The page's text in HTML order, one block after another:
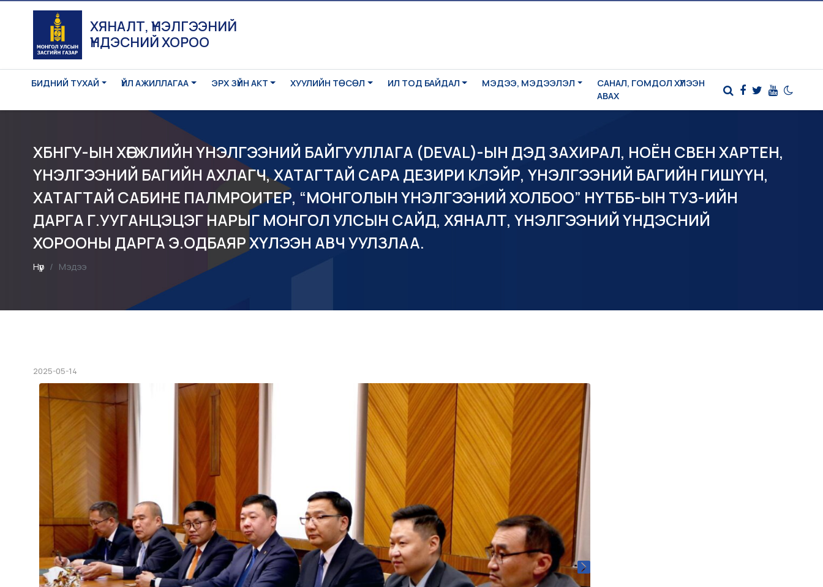
ХЯНАЛТ, ҮНЭЛГЭЭНИЙ
ҮНДЭСНИЙ ХОРОО
БИДНИЙ ТУХАЙ ҮЙЛ АЖИЛЛАГАА ЭРХ ЗҮЙН АКТ ХУУЛИЙН ТӨСӨЛ ИЛ ТОД БАЙДАЛ МЭДЭЭ, МЭДЭЭЛЭЛ
САНАЛ, ГОМДОЛ ХҮЛЭЭН
АВАХ
ХБНГУ-ЫН ХӨГЖЛИЙН ҮНЭЛГЭЭНИЙ БАЙГУУЛЛАГА (DEVAL)-ЫН ДЭД ЗАХИРАЛ, НОЁН СВЕН ХАРТЕН,
ҮНЭЛГЭЭНИЙ БАГИЙН АХЛАГЧ, ХАТАГТАЙ САРА ДЕЗИРИ КЛЭЙР, ҮНЭЛГЭЭНИЙ БАГИЙН ГИШҮҮН,
ХАТАГТАЙ САБИНЕ ПАЛМРOИТЕР, “МОНГОЛЫН ҮНЭЛГЭЭНИЙ ХОЛБОО” НҮТББ-ЫН ТУЗ-ИЙН
ДАРГА Г.УУГАНЦЭЦЭГ НАРЫГ МОНГОЛ УЛСЫН САЙД, ХЯНАЛТ, ҮНЭЛГЭЭНИЙ ҮНДЭСНИЙ
ХОРООНЫ ДАРГА Э.ОДБАЯР ХҮЛЭЭН АВЧ УУЛЗЛАА.
Нүүр Мэдээ
2025-05-14